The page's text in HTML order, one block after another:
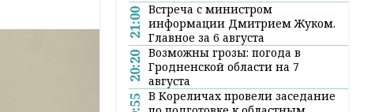
21:00 Встреча с министром
информации Дмитрием Жуком.
Главное за 6 августа
20:20 Возможны грозы: погода в
Гродненской области на 7
августа
В Кореличах провели заседание